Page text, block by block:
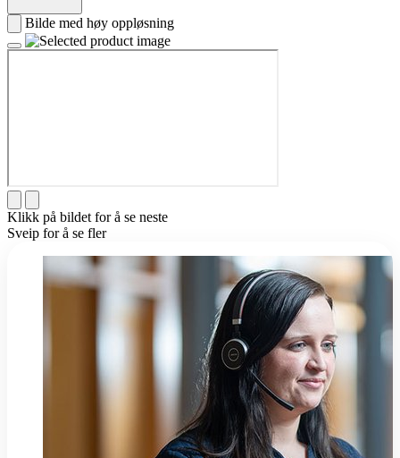
Bilde med høy oppløsning
Klikk på bildet for å se neste
Sveip for å se fler